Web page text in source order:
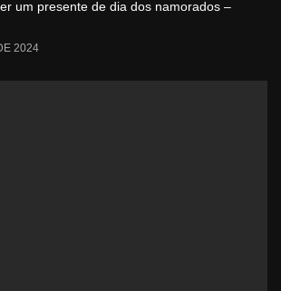
um presente de dia dos namorados –
2024